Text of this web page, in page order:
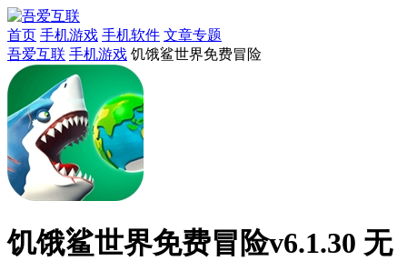
首页 手机游戏 手机软件 文章专题
吾爱互联 手机游戏 饥饿鲨世界免费冒险
饥饿鲨世界免费冒险v6.1.30 无